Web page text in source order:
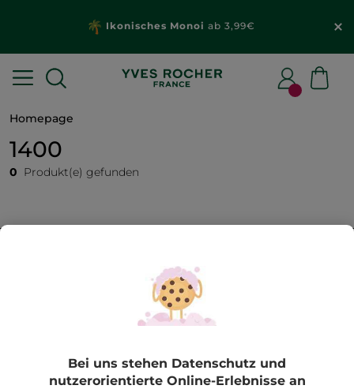
Ikonisches Monoi ab 3,99€
Homepage
1400
0 Produkt(e) gefunden
Bei uns stehen Datenschutz und
nutzerorientierte Online-Erlebnisse an